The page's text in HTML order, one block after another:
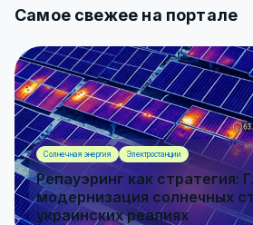
Самое свежее на портале
Солнечная энергия Электростанции
Репауэринг как стратегия:
модернизация солнечных
украинских реалиях